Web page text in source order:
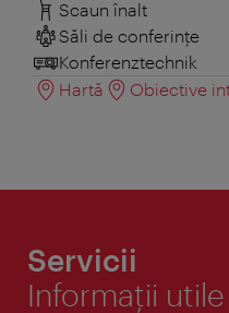
Scaun înalt
Săli de conferințe
Konferenztechnik
Hartă
Obiective
Servicii
Informaţii utile